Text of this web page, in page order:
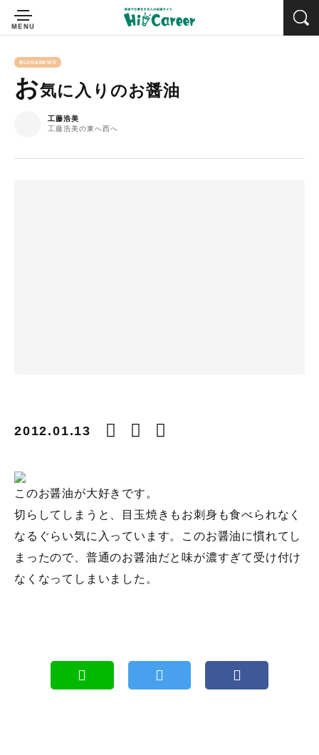
BLOG&NEWS
お気に入りのお醤油
工藤浩美
工藤浩美の東へ西へ
2012.01.13
このお醤油が大好きです。
切らしてしまうと、目玉焼きもお刺身も食べられなく
なるぐらい気に入っています。このお醤油に慣れてし
まったので、普通のお醤油だと味が濃すぎて受け付け
なくなってしまいました。